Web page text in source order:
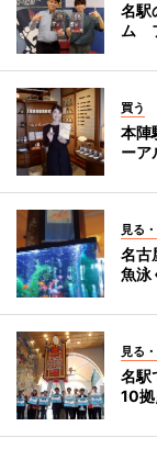
名駅
ム
買う
本陣
ー
見る
名古
魚泳
見る
名駅
10